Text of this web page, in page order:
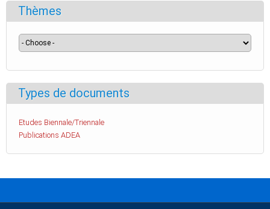
Thèmes
Types de documents
Etudes Biennale/Triennale
Publications ADEA